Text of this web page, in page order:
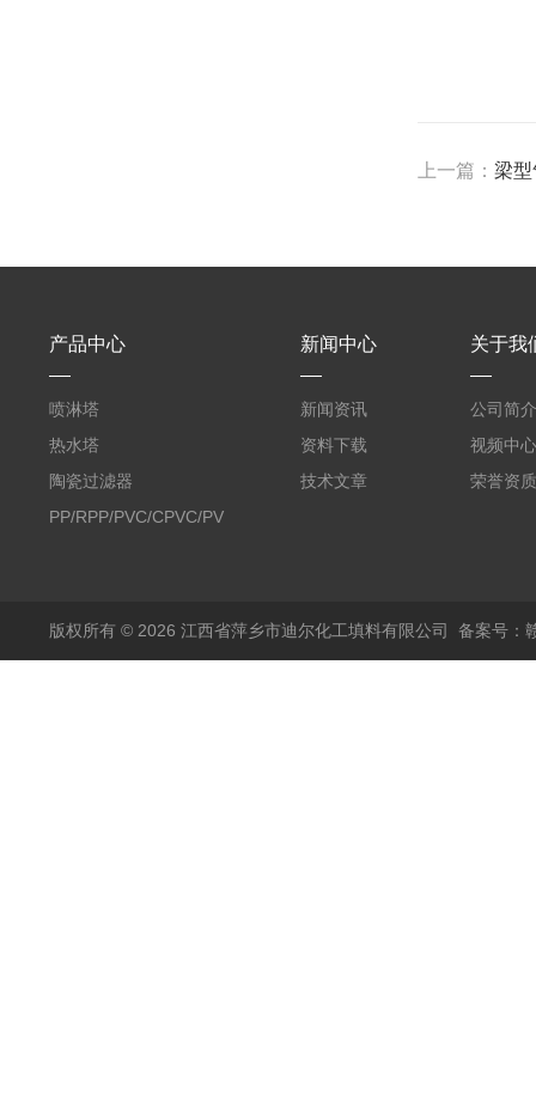
上一篇：梁
产品中心
喷淋塔
热水塔
陶瓷过滤器
PP/RPP/PVC/CPVC/PVDF
新闻中心
新闻资讯
资料下载
技术文章
关于我
公司简介
视频中心
荣誉资质
版权所有 © 2026 江西省萍乡市迪尔化工填料有限公司 备案号：